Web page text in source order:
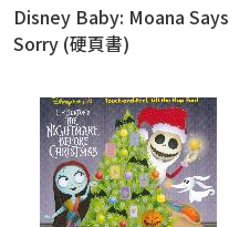
Disney Baby: Moana Says
Sorry (硬頁書)